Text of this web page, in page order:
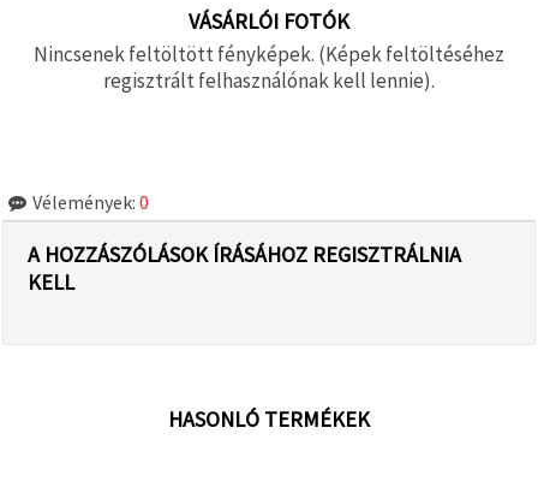
VÁSÁRLÓI FOTÓK
Nincsenek feltöltött fényképek. (Képek feltöltéséhez
regisztrált felhasználónak kell lennie).
Vélemények: 0
A HOZZÁSZÓLÁSOK ÍRÁSÁHOZ REGISZTRÁLNIA
KELL
HASONLÓ TERMÉKEK